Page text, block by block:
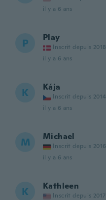
il y a 6 ans
P Play
Inscrit depuis 2018
il y a 6 ans
K Kája
Inscrit depuis 2014
il y a 6 ans
M Michael
Inscrit depuis 2016
il y a 6 ans
K Kathleen
Inscrit depuis 2017